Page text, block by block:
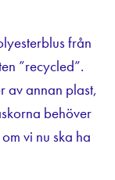
från
”recycled”.
av annan plast,
behöver
vi nu ska ha